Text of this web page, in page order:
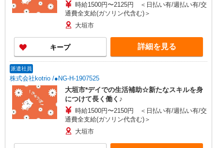
時給1500円〜2125円 ＜日払い有/週払い有/交
通費全支給(ガソリン代含む)＞
大垣市
キープ 詳細を見る
派遣社員
株式会社kotrio /●NG-H-1907525
大垣市*デイでの生活補助☆新たなスキルを身
につけて長く働く♪
時給1500円〜2150円 ＜日払い有/週払い有/交
通費全支給(ガソリン代含む)＞
大垣市